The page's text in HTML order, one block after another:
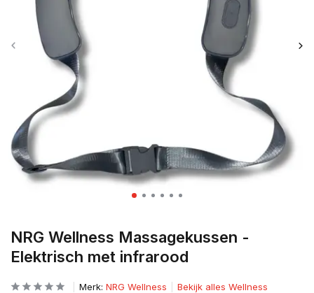
NRG Wellness Massagekussen -
Elektrisch met infrarood
Merk: NRG Wellness Bekijk alles Wellness